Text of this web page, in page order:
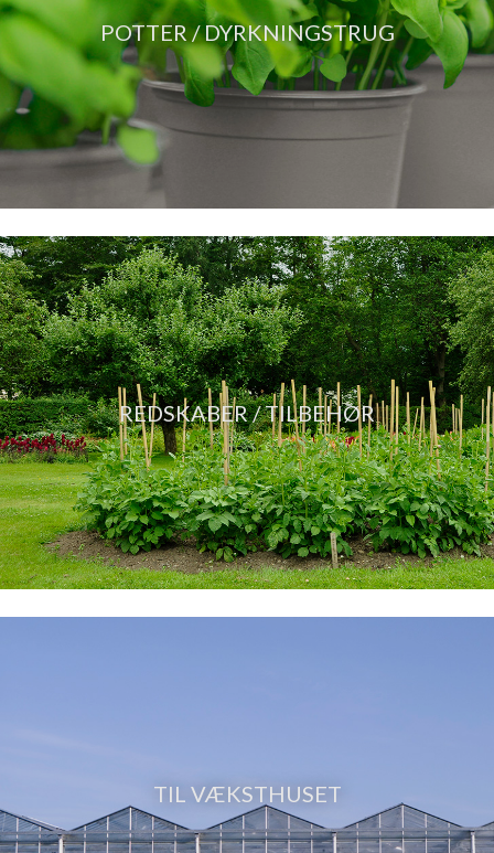
POTTER / DYRKNINGSTRUG
REDSKABER / TILBEHØR
TIL VÆKSTHUSET